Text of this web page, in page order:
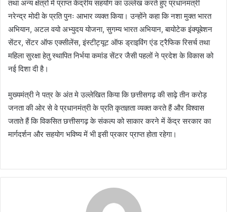
तथा अन्य क्षेत्रों में प्राप्त केंद्रीय सहयोग का उल्लेख करते हुए प्रधानमंत्री
नरेन्द्र मोदी के प्रति पुनः आभार व्यक्त किया। उन्होंने कहा कि नशा मुक्त भारत
अभियान, अटल वयो अभ्युदय योजना, सुगम्य भारत अभियान, बायोटेक इंक्यूबेशन
सेंटर, सेंटर ऑफ एक्सीलेंस, इंस्टीट्यूट ऑफ ड्राइविंग एंड ट्रैफिक रिसर्च तथा
महिला सुरक्षा हेतु स्थापित निर्भया कमांड सेंटर जैसी पहलों ने प्रदेश के विकास को
नई दिशा दी है।
मुख्यमंत्री ने पत्र के अंत मे उल्लेखित किया कि छत्तीसगढ़ की साढ़े तीन करोड़
जनता की ओर से वे प्रधानमंत्री के प्रति कृतज्ञता व्यक्त करते हैं और विश्वास
जताते हैं कि विकसित छत्तीसगढ़ के संकल्प को साकार करने में केंद्र सरकार का
मार्गदर्शन और सहयोग भविष्य में भी इसी प्रकार प्राप्त होता रहेगा।